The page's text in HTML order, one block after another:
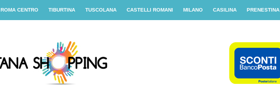
ROMA CENTRO TIBURTINA TUSCOLANA CASTELLI ROMANI MILANO CASILINA PRENESTINA